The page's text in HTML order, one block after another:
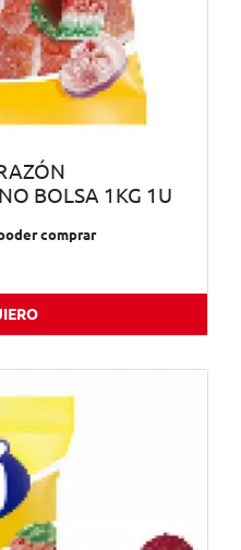
BOLSA 1KG 1U
comprar